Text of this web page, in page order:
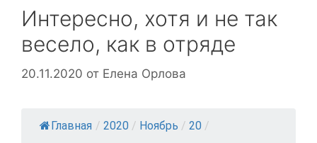
Интересно, хотя и не так
весело, как в отряде
20.11.2020 от Елена Орлова
Главная / 2020 / Ноябрь / 20 /